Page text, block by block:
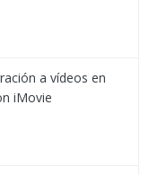
a vídeos en
iMovie